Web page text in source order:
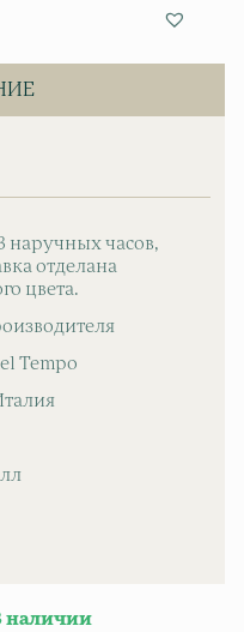
наручных часов,
отделана
цвета.
Tempo
наличии